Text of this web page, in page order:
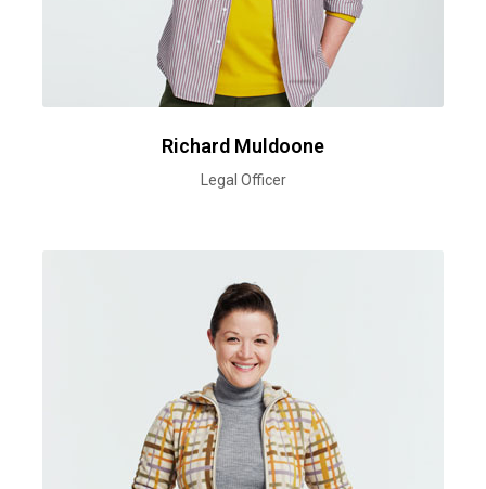
Richard Muldoone
Legal Officer